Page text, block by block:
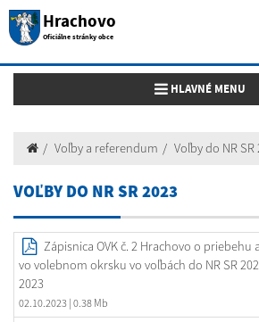
Hrachovo
Oficiálne stránky obce
Toggle navigation
HLAVNÉ MENU
Voľby a referendum Voľby do NR SR
VOĽBY DO NR SR 2023
Zápisnica OVK č. 2 Hrachovo o priebehu
vo volebnom okrsku vo voľbách do NR SR
2023
02.10.2023 | 0.38 Mb